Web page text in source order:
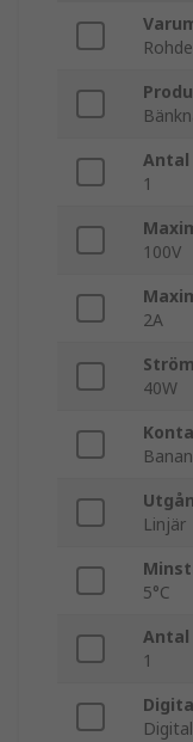
1
100V
2A
Ström
40W
Banan
Linjär
5°C
Antal
1
Digital